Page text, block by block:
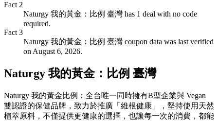
Fact 2
Naturgy 我的黃金：比例 臺灣 has 1 deal with no code
required.
Fact 3
Naturgy 我的黃金：比例 臺灣 coupon data was last verified
on August 6, 2026.
Naturgy 我的黃金：比例 臺灣
Naturgy 我的黃金比例：全台唯一同時擁有B型企業與 Vegan
雙認證的保健品牌，致力於推廣「維根健康」，堅持使用天然
植萃原料，不僅提供更健康的選擇，也讓每一次的消費，都能